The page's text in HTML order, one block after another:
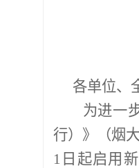
各单位、
为进一
行）》（烟
1 日起启用